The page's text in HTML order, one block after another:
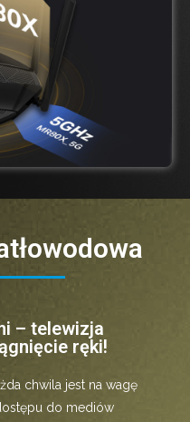
– telewizja
ręki!
chwila jest na wagę
do mediów